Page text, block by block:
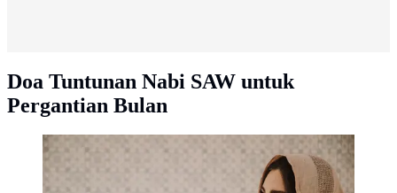
Doa Tuntunan Nabi SAW untuk
Pergantian Bulan